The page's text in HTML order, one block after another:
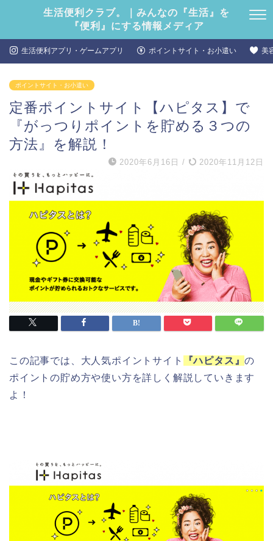
生活便利クラブ。｜みんなの『生活』を
『便利』にする情報メディア
生活便利アプリ・ゲームアプリ ポイントサイト・お小遣い 美
ポイントサイト・お小遣い
定番ポイントサイト【ハピタス】で
『がっつりポイントを貯める３つの
方法』を解説！
2020年6月16日 / 2020年11月12日
この記事では、大人気ポイントサイト 『ハピタス』の
ポイントの貯め方や使い方を詳しく解説していきます
よ！